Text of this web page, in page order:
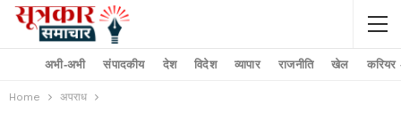
अभी-अभी संपादकीय देश विदेश व्यापार राजनीति खेल करियर
Home अपराध